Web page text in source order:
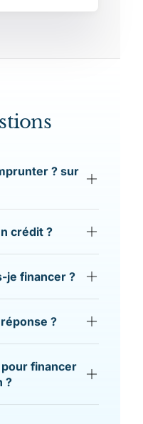
? sur
crédit ?
je financer ?
?
financer
?